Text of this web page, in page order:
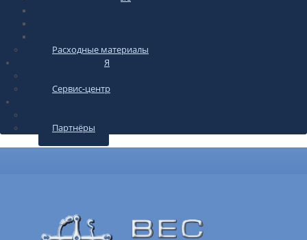
Расходные материалы
ИНФОРМАЦИЯ
Сервис-центр
Партнёры